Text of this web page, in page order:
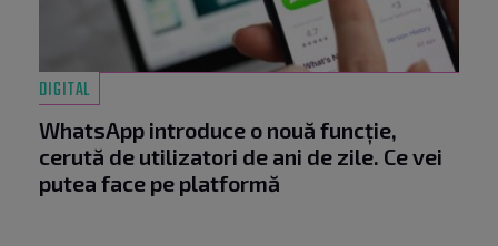
DIGITAL
WhatsApp introduce o nouă funcție,
cerută de utilizatori de ani de zile. Ce vei
putea face pe platformă